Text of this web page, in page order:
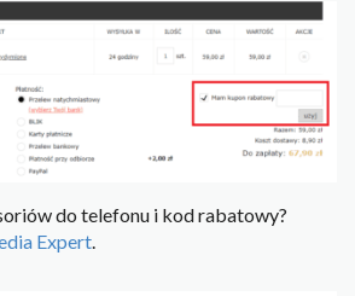
do telefonu i kod rabatowy?
Expert